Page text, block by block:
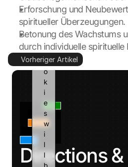
Erforschung und
spiritueller Überzeugungen.
Betonung des Wachstums
durch individuelle spirituelle
Vorheriger Artikel
Directions &
e
a
d
c
o
o
k
i
e
s
w
i
l
l
b